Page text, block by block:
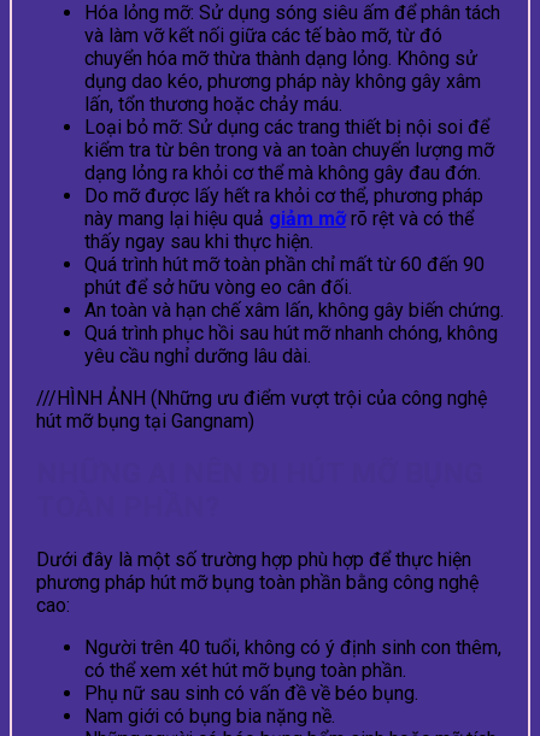
Hóa lỏng mỡ: Sử dụng sóng siêu ấm để phân tách
và làm vỡ kết nối giữa các tế bào mỡ, từ đó
chuyển hóa mỡ thừa thành dạng lỏng. Không sử
dụng dao kéo, phương pháp này không gây xâm
lấn, tổn thương hoặc chảy máu.
Loại bỏ mỡ: Sử dụng các trang thiết bị nội soi để
kiểm tra từ bên trong và an toàn chuyển lượng mỡ
dạng lỏng ra khỏi cơ thể mà không gây đau đớn.
Do mỡ được lấy hết ra khỏi cơ thể, phương pháp
này mang lại hiệu quả giảm mỡrõ rệt và có thể
thấy ngay sau khi thực hiện.
Quá trình hút mỡ toàn phần chỉ mất từ 60 đến 90
phút để sở hữu vòng eo cân đối.
An toàn và hạn chế xâm lấn, không gây biến chứng.
Quá trình phục hồi sau hút mỡ nhanh chóng, không
yêu cầu nghỉ dưỡng lâu dài.
///HÌNH ẢNH (Những ưu điểm vượt trội của công nghệ
hút mỡ bụng tại Gangnam)
Dưới đây là một số trường hợp phù hợp để thực hiện
phương pháp hút mỡ bụng toàn phần bằng công nghệ
cao:
Người trên 40 tuổi, không có ý định sinh con thêm,
có thể xem xét hút mỡ bụng toàn phần.
Phụ nữ sau sinh có vấn đề về béo bụng.
Nam giới có bụng bia nặng nề.